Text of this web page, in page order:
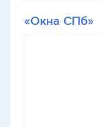
«Окна СПб»